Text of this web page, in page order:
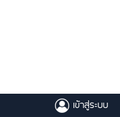
เข้าสู่ระบบ